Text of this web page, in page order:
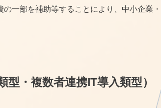
一部を補助等することにより、中小企業・
・複数者連携IT導入類型）